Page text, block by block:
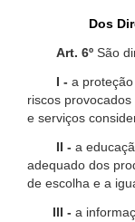
Dos
Art. 6º São
I - a
riscos
e serviços
II - a
adequado dos
de escolha e a
III - a